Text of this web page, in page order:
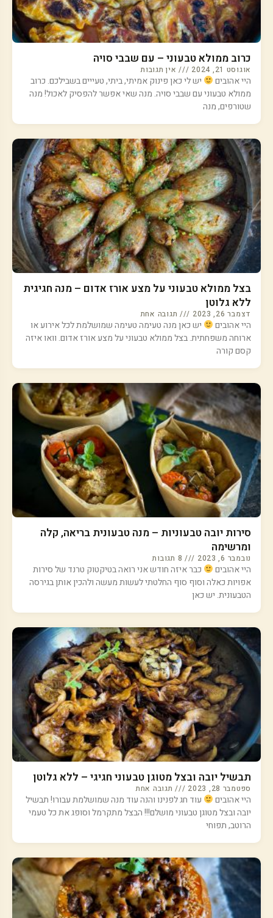
כרוב ממולא טבעוני – עם שבבי סויה
אוגוסט 21, 2024 אין תגובות
היי אהובים
יש לי כאן פינוק אמיתי, ביתי, טעייים בשבילכם. כרוב
ממולא טבעוני עם שבבי סויה. מנה שאי אפשר להפסיק לאכול! מנה
שטורפים, מנה
בצל ממולא טבעוני על מצע אורז אדום – מנה חגיגית
ללא גלוטן
דצמבר 26, 2023 תגובה אחת
היי אהובים
יש כאן מנה טעימה טעימה שמושלמת לכל אירוע או
ארוחה משפחתית. בצל ממולא טבעוני על מצע אורז אדום. וואו איזה
קסם קורה
סירות יובה טבעוניות – מנה טבעונית בריאה, קלה
ומרשימה
נובמבר 6, 2023
היי אהובים
כבר איזה חודש אני רואה בטיקטוק טרנד של סירות
אפויות כאלה וסוף סוף החלטתי לעשות מעשה ולהכין אותן בגירסה
הטבעונית. יש כאן
תבשיל יובה ובצל מטוגן טבעוני חגיגי – ללא גלוטן
ספטמבר 28, 2023 תגובה אחת
היי אהובים
עוד חג לפנינו והנה עוד מנה שמושלמת עבורו! תבשיל
יובה ובצל מטוגן טבעוני מושלם!!! הבצל מתקרמל וסופג את כל טעמי
הרוטב, תפוחי